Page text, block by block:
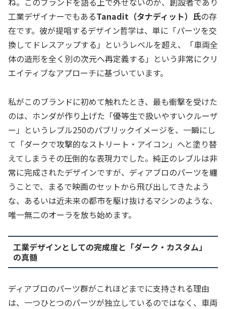
工業デザイナーでもあるTanadit（タナディット）氏の存
在です。彼が提唱するデザイン哲学は、単に「パーツを交
換してドレスアップする」というレベルを超え、「車両全
体の造形を全く別の次元へ再定義する」という非常にクリ
エイティブなアプローチに基づいています。
私がこのブランドに初めて触れたとき、最も衝撃を受けた
のは、ホンダが作り上げた「優等生で扱いやすいクルーザ
ー」というレブル250のパブリックイメージを、一瞬にし
て「ダークで攻撃的なストリート・アイコン」へと塗り替
えてしまうその圧倒的な表現力でした。純正のレブルは非
常に完成されたデザインですが、ディアブロのパーツを纏
うことで、まるで映画のセットから飛び出してきたよう
な、あるいは近未来の都市を駆け抜けるマシンのような、
唯一無二のオーラを放ち始めます。
工業デザインとしての完成度と「ダーク・カスタム」
の真髄
ディアブロのパーツ群がこれほどまでに支持される理由
は、一つひとつのパーツが独立しているのではなく、車両